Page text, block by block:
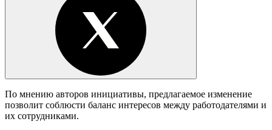
По мнению авторов инициативы, предлагаемое изменение
позволит соблюсти баланс интересов между работодателями и
их сотрудниками.